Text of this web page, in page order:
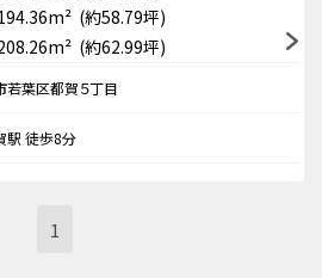
(約58.79坪)
(約62.99坪)
若葉区都賀５丁目
駅 徒歩8分
1